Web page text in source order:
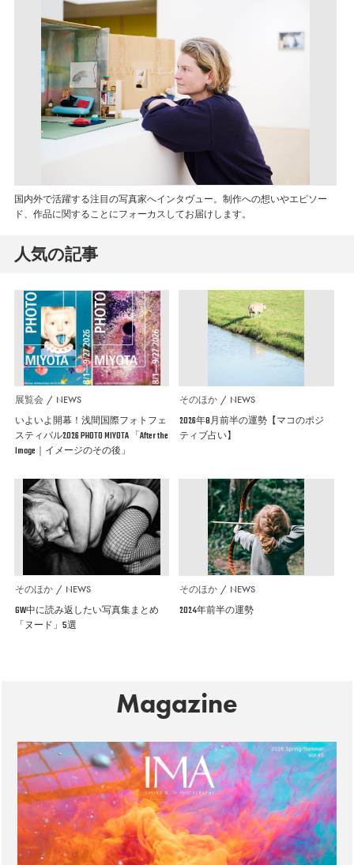
国内外で活躍する注目の写真家へインタヴュー。制作への想いやエピソー
ド、作品に関することにフォーカスしてお届けします。
人気の記事
展覧会 NEWS
いよいよ開幕！浅間国際フォトフェ
スティバル2026 PHOTO MIYOTA 「After the
Image｜イメージのその後」
そのほか NEWS
2026年8月前半の運勢【マコのポジ
ティブ占い】
そのほか NEWS
GW中に読み返したい写真集まとめ
「ヌード」5選
そのほか NEWS
2024年前半の運勢
Magazine